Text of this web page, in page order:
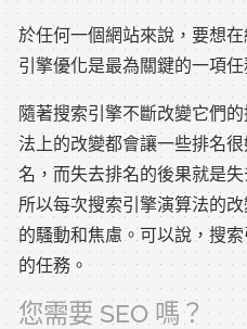
於任何一個網站來說，要想
引擎優化是最為關鍵的一項任
隨著搜索引擎不斷改變它們
法上的改變都會讓一些排名
名，而失去排名的後果就是
所以每次搜索引擎演算法的
的騷動和焦慮。可以說，搜
的任務。
您需要 SEO 嗎？